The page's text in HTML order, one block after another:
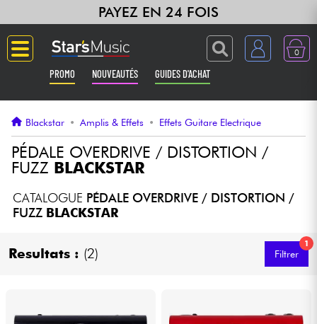
PAYEZ EN 24 FOIS
0
PROMO NOUVEAUTÉS GUIDES D'ACHAT
Guitares & Basses
Claviers & Pianos
Synthés & Sampleurs
Blackstar • Amplis & Effets • Effets Guitare Electrique
PÉDALE OVERDRIVE / DISTORTION /
FUZZ BLACKSTAR
CATALOGUE PÉDALE OVERDRIVE / DISTORTION /
FUZZ BLACKSTAR
Resultats : (2)
1
Filtrer